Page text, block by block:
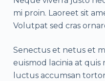
mi proin. Laoreet sit
Volutpat sed cras
Senectus et netus et
euismod lacinia at quis
luctus accumsan